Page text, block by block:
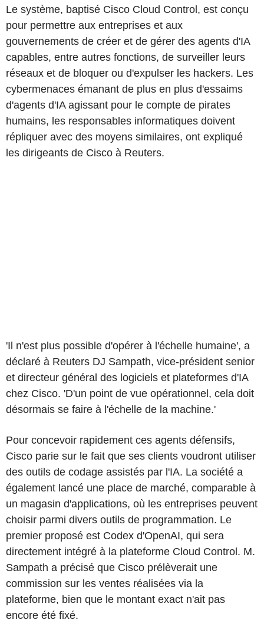
Le système, baptisé Cisco Cloud Control, est conçu
pour permettre aux entreprises et aux
gouvernements de créer et de gérer des agents d'IA
capables, entre autres fonctions, de surveiller leurs
réseaux et de bloquer ou d'expulser les hackers. Les
cybermenaces émanant de plus en plus d'essaims
d'agents d'IA agissant pour le compte de pirates
humains, les responsables informatiques doivent
répliquer avec des moyens similaires, ont expliqué
les dirigeants de Cisco à Reuters.
'Il n'est plus possible d'opérer à l'échelle humaine', a
déclaré à Reuters DJ Sampath, vice-président senior
et directeur général des logiciels et plateformes d'IA
chez Cisco. 'D'un point de vue opérationnel, cela doit
désormais se faire à l'échelle de la machine.'
Pour concevoir rapidement ces agents défensifs,
Cisco parie sur le fait que ses clients voudront utiliser
des outils de codage assistés par l'IA. La société a
également lancé une place de marché, comparable à
un magasin d'applications, où les entreprises peuvent
choisir parmi divers outils de programmation. Le
premier proposé est Codex d'OpenAI, qui sera
directement intégré à la plateforme Cloud Control. M.
Sampath a précisé que Cisco prélèverait une
commission sur les ventes réalisées via la
plateforme, bien que le montant exact n'ait pas
encore été fixé.